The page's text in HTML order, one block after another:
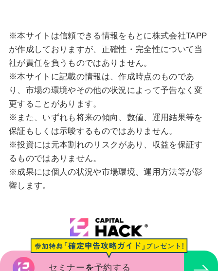
セミナー を予約する
※本サイトは信頼できる情報をもとに株式会社TAPP
が作成しておりますが、正確性・完全性について当
社が責任を負うものではありません。
※本サイトに記載の情報は、作成時点のものであ
り、市場の環境やその他の状況によって予告なく変
更することがあります。
※また、いずれも将来の傾向、数値、運用結果等を
保証もしくは示唆するものではありません。
※投資には元本割れのリスクがあり、収益を保証す
るものではありません。
※成果には個人の状況や市場環境、運用方法等が影
響します。
株式会社TAPP 個人情報の取り扱いについて 個人情報保護方針
Copyright © TAPP Inc All right reserved.